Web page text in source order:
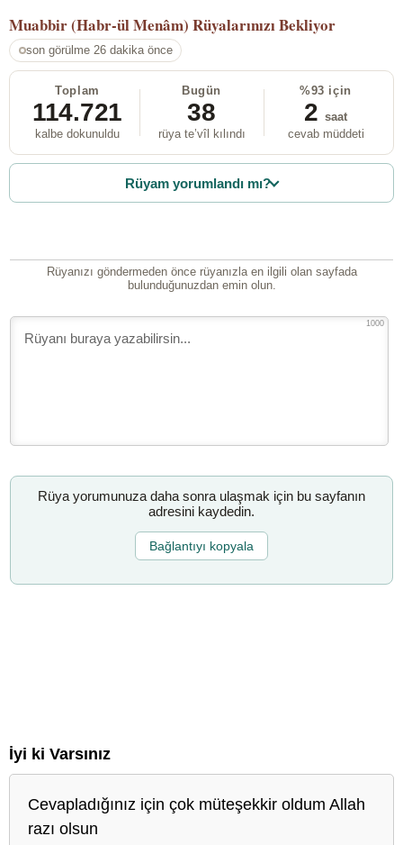
Muabbir (Habr-ül Menâm) Rüyalarınızı Bekliyor
son görülme 26 dakika önce
Toplam
114.721
kalbe dokunuldu
Bugün
38
rüya te’vîl kılındı
%93 için
2 saat
cevab müddeti
Rüyam yorumlandı mı?
Rüyanızı göndermeden önce rüyanızla en ilgili olan sayfada
bulunduğunuzdan emin olun.
1000
Rüya yorumunuza daha sonra ulaşmak için bu sayfanın
adresini kaydedin.
Bağlantıyı kopyala
İyi ki Varsınız
Cevapladığınız için çok müteşekkir oldum Allah
razı olsun